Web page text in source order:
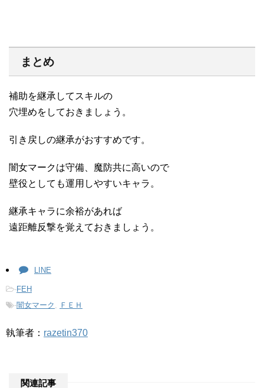
まとめ
補助を継承してスキルの
穴埋めをしておきましょう。
引き戻しの継承がおすすめです。
闇女マークは守備、魔防共に高いので
壁役としても運用しやすいキャラ。
継承キャラに余裕があれば
遠距離反撃を覚えておきましょう。
LINE
-FEH
-闇女マーク , ＦＥＨ
執筆者： razetin370
関連記事